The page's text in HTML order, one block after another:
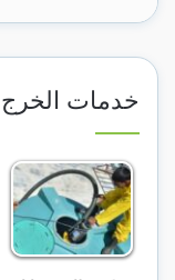
خدمات الخرج